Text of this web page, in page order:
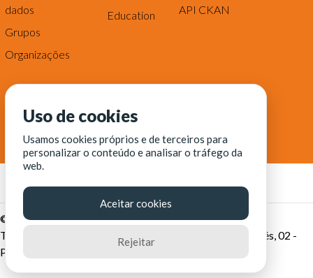
dados
Grupos
Organizações
Education
API CKAN
© Fortaleza Digital || CITINOVA - Fundação de Ciência,
Tecnologia e Inovação de Fortaleza - Rua dos Tremembés, 02 -
Praia de Iracema - Fortaleza-CE
Uso de cookies
Usamos cookies próprios e de terceiros para
personalizar o conteúdo e analisar o tráfego da
web.
Aceitar cookies
Rejeitar